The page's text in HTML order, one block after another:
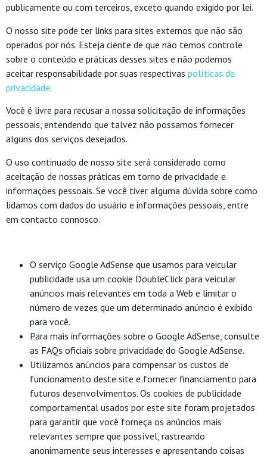
publicamente ou com terceiros, exceto quando exigido por lei.
O nosso site pode ter links para sites externos que não são
operados por nós. Esteja ciente de que não temos controle
sobre o conteúdo e práticas desses sites e não podemos
aceitar responsabilidade por suas respectivas políticas de
privacidade.
Você é livre para recusar a nossa solicitação de informações
pessoais, entendendo que talvez não possamos fornecer
alguns dos serviços desejados.
O uso continuado de nosso site será considerado como
aceitação de nossas práticas em torno de privacidade e
informações pessoais. Se você tiver alguma dúvida sobre como
lidamos com dados do usuário e informações pessoais, entre
em contacto connosco.
O serviço Google AdSense que usamos para veicular
publicidade usa um cookie DoubleClick para veicular
anúncios mais relevantes em toda a Web e limitar o
número de vezes que um determinado anúncio é exibido
para você.
Para mais informações sobre o Google AdSense, consulte
as FAQs oficiais sobre privacidade do Google AdSense.
Utilizamos anúncios para compensar os custos de
funcionamento deste site e fornecer financiamento para
futuros desenvolvimentos. Os cookies de publicidade
comportamental usados ​​por este site foram projetados
para garantir que você forneça os anúncios mais
relevantes sempre que possível, rastreando
anonimamente seus interesses e apresentando coisas